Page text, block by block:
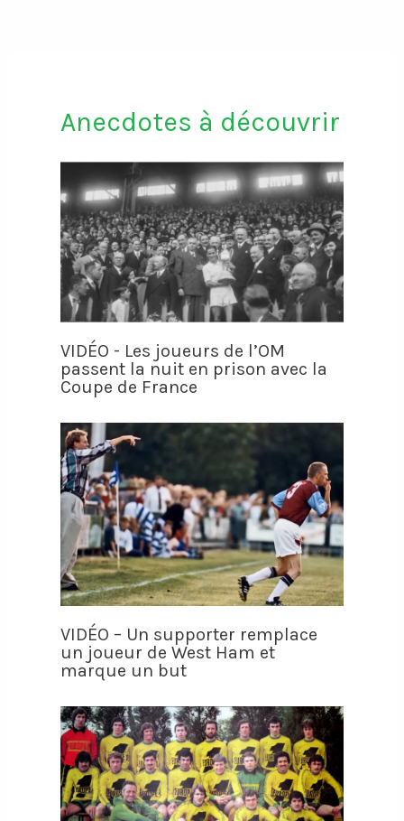
Anecdotes à découvrir
VIDÉO - Les joueurs de l’OM
passent la nuit en prison avec la
Coupe de France
VIDÉO – Un supporter remplace
un joueur de West Ham et
marque un but